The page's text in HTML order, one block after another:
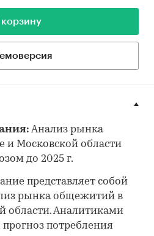
корзину
Анализ рынка
Московской области
до 2025 г.
представляет собой
рынка общежитий в
области. Аналитиками
потребления